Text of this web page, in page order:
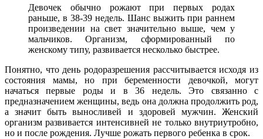
Девочек обычно рожают при первых родах
раньше, в 38-39 недель. Шанс выжить при раннем
произведении на свет значительно выше, чем у
мальчиков. Организм, сформированный по
женскому типу, развивается несколько быстрее.
Понятно, что день родоразрешения рассчитывается исходя из
состояния мамы, но при беременности девочкой, могут
начаться первые роды и в 36 недель. Это связанно с
предназначением женщины, ведь она должна продолжить род,
а значит быть выносливей и здоровей мужчин. Женский
организм развивается интенсивней не только внутриутробно,
но и после рождения. Лучше рожать первого ребенка в срок.